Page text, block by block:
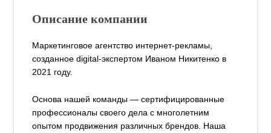
Описание компании
Маркетинговое агентство интернет-рекламы,
созданное digital-экспертом Иваном Никитенко в
2021 году.
Основа нашей команды — сертифицированные
профессионалы своего дела с многолетним
опытом продвижения различных брендов. Наша